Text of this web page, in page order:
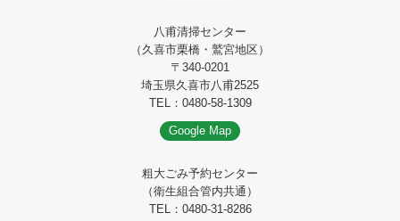
八甫清掃センター
（久喜市栗橋・鷲宮地区）
〒340-0201
埼玉県久喜市八甫2525
TEL：0480-58-1309
Google Map
粗大ごみ予約センター
（衛生組合管内共通）
TEL：0480-31-8286